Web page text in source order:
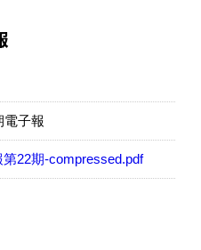
電子報
22期-compressed.pdf